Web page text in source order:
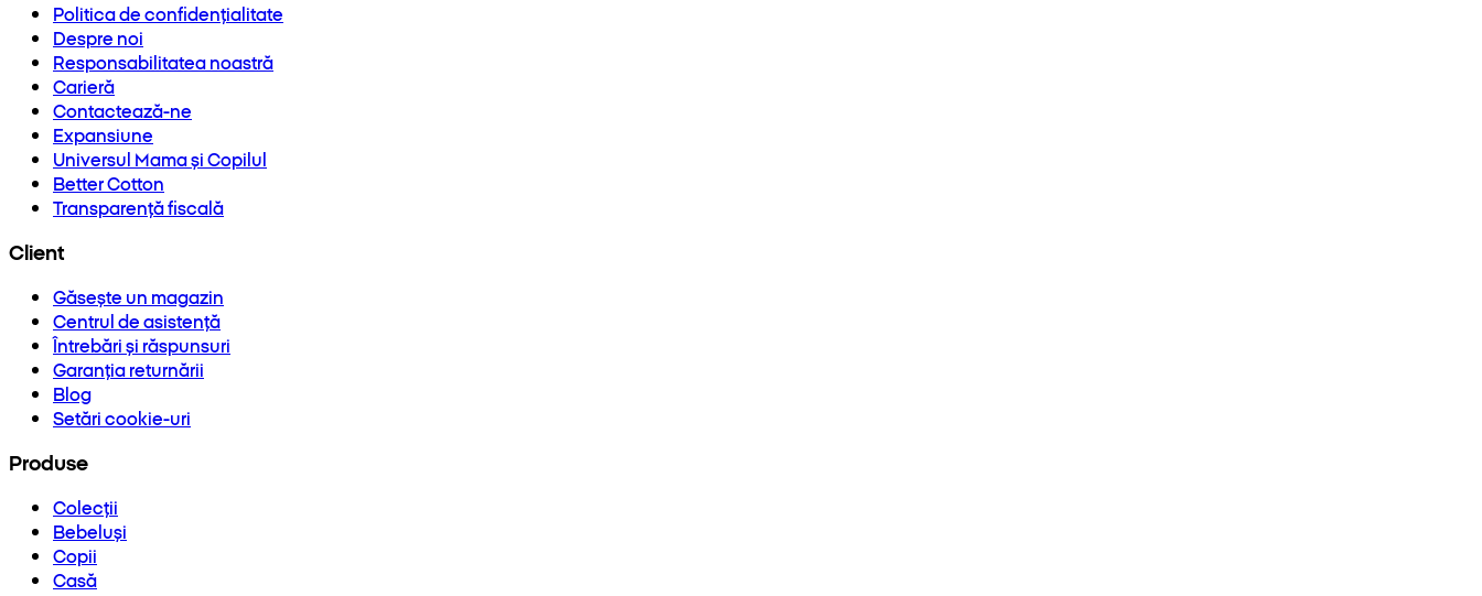
Politica de confidențialitate
Despre noi
Responsabilitatea noastră
Carieră
Contactează-ne
Expansiune
Universul Mama și Copilul
Better Cotton
Transparență fiscală
Client
Găsește un magazin
Centrul de asistență
Întrebări și răspunsuri
Garanția returnării
Blog
Setări cookie-uri
Produse
Colecții
Bebeluși
Copii
Casă